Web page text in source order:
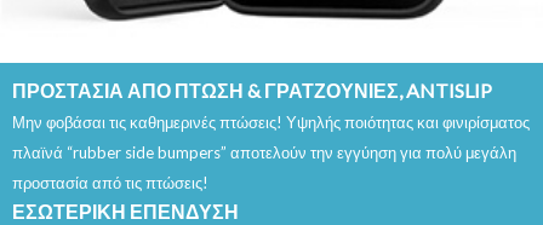
ΠΡΟΣΤΑΣΙΑ ΑΠΟ ΠΤΩΣΗ & ΓΡΑΤΖΟΥΝΙΕΣ, ANTISLIP
Μην φοβάσαι τις καθημερινές πτώσεις! Υψηλής ποιότητας και φινιρίσματος
πλαϊνά “rubber side bumpers” αποτελούν την εγγύηση για πολύ μεγάλη
προστασία από τις πτώσεις!
ΕΣΩΤΕΡΙΚΗ ΕΠΕΝΔΥΣΗ